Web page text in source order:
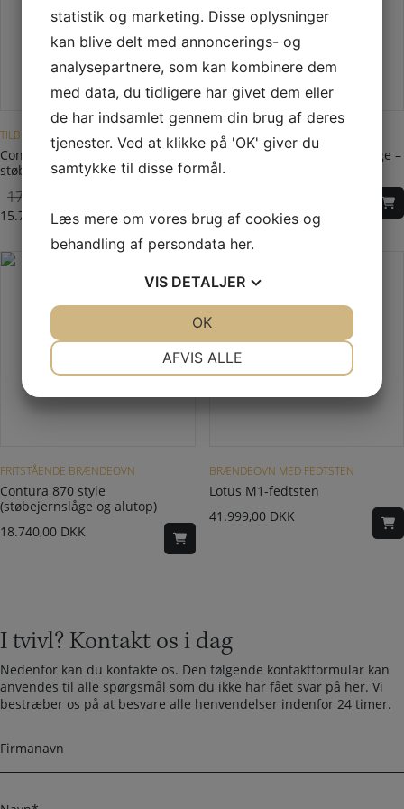
Dette vare har flere varianter. Mulighederne kan vælges på varesiden
TILBUD PÅ BRÆNDEOVN
Contura 810 Style med
støbejernslåge
17.740,00
Original
17.740,00 DKK.
15.740,00DKK
Current
15.740,00 DKK.
HWAM 3100-SERIEN
HWAM 3120m – moderne låge –
bundlåge i stål
FRITSTÅENDE BRÆNDEOVN
Contura 870 style
(støbejernslåge og alutop)
18.740,00 DKK
BRÆNDEOVN MED FEDTSTEN
Lotus M1-fedtsten
41.999,00 DKK
I tvivl? Kontakt os i dag
Nedenfor kan du kontakte os. Den følgende kontaktformular kan
anvendes til alle spørgsmål som du ikke har fået svar på her. Vi
bestræber os på at besvare alle henvendelser indenfor 24 timer.
i
r
statistik og marketing. Disse oplysninger
kan blive delt med annoncerings- og
analysepartnere, som kan kombinere dem
med data, du tidligere har givet dem eller
de har indsamlet gennem din brug af deres
tjenester. Ved at klikke på 'OK' giver du
samtykke til disse formål.
Læs mere om vores brug af cookies og
behandling af persondata her.
VIS DETALJER
AFVIS ALLE
OK